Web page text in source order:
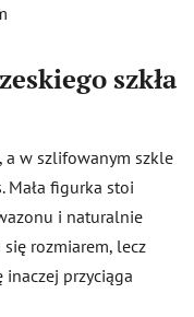
szkła
a w szlifowanym szkle
Mała figurka stoi
i naturalnie
się rozmiarem, lecz
inaczej przyciąga